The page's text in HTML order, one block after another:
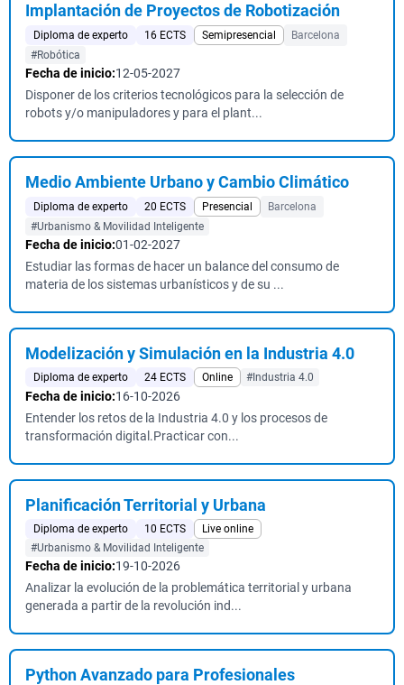
Implantación de Proyectos de Robotización
Diploma de experto 16 ECTS Semipresencial
Barcelona
#Robótica
Fecha de inicio:12-05-2027
Disponer de los criterios tecnológicos para la selección de
robots y/o manipuladores y para el plant...
Medio Ambiente Urbano y Cambio Climático
Diploma de experto 20 ECTS Presencial
Barcelona
#Urbanismo & Movilidad Inteligente
Fecha de inicio:01-02-2027
Estudiar las formas de hacer un balance del consumo de
materia de los sistemas urbanísticos y de su ...
Modelización y Simulación en la Industria 4.0
Diploma de experto 24 ECTS Online #Industria 4.0
Fecha de inicio:16-10-2026
Entender los retos de la Industria 4.0 y los procesos de
transformación digital.Practicar con...
Planificación Territorial y Urbana
Diploma de experto 10 ECTS
Live online
#Urbanismo & Movilidad Inteligente
Fecha de inicio:19-10-2026
Analizar la evolución de la problemática territorial y urbana
generada a partir de la revolución ind...
Python Avanzado para Profesionales